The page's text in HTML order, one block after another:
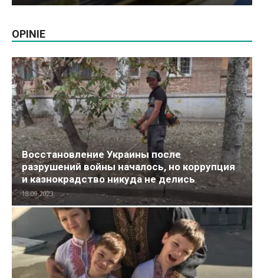
OPINIE
Восстановление Украины после
разрушений войны началось, но коррупция
и казнокрадство никуда не делись
18.09.2023